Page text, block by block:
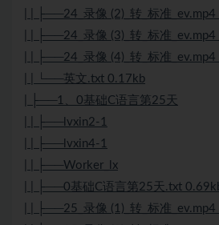
| | ├──24_录像 (2)_转_标准
| | ├──24_录像 (3)_转_标准
| | ├──24_录像 (4)_转_标准
| | └──英文.txt 0.17kb
| ├──1、0基础C语言第25天
| | ├──lvxin2-1
| | ├──lvxin4-1
| | ├──Worker_lx
| | ├──0基础C语言第25天.txt
| | ├──25_录像 (1)_转_标准